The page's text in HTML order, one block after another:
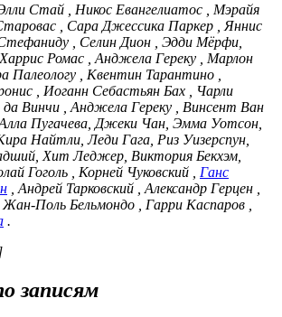
Стай , Никос Евангелиатос , Мэрайя
, Сара Джессика Паркер , Яннис
, Селин Дион , Эдди Мёрфи,
Ромас , Анджела Гереку , Марлон
Палеологу , Квентин Тарантино ,
, Иоганн Себастьян Бах , Чарли
да Винчи , Анджела Гереку , Винсент Ван
Пугачева, Джеки Чан, Эмма Уотсон,
Найтли, Леди Гага, Риз Уизерспун,
Хит Леджер, Виктория Бекхэм,
Гоголь , Корней Чуковский , Ганс
, Андрей Тарковский , Александр Герцен ,
Поль Бельмондо , Гарри Каспаров ,
.
записям